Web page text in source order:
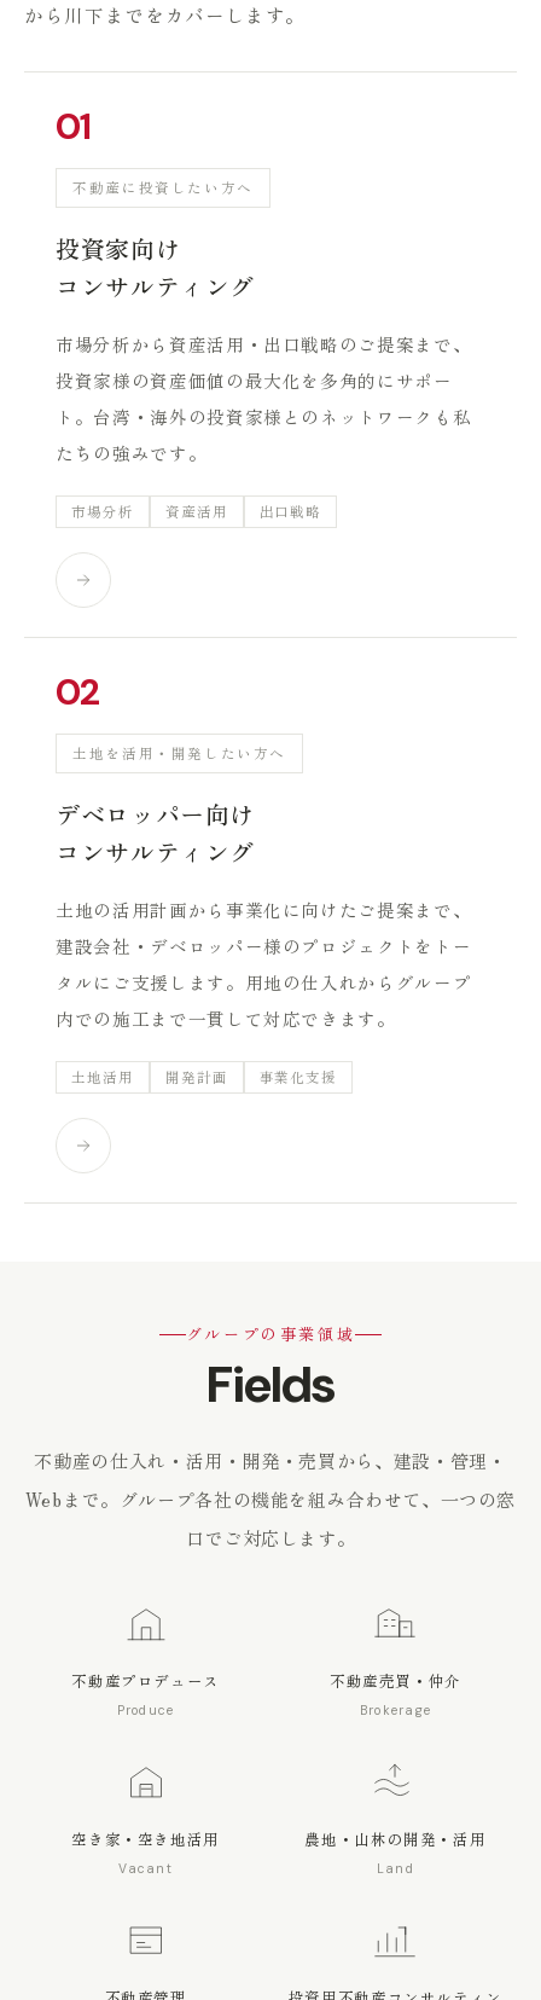
から川下までをカバーします。
01
不動産に投資したい方へ
投資家向け
コンサルティング
市場分析から資産活用・出口戦略のご提案まで、
投資家様の資産価値の最大化を多角的にサポー
ト。台湾・海外の投資家様とのネットワークも私
たちの強みです。
市場分析 資産活用 出口戦略
02
土地を活用・開発したい方へ
デベロッパー向け
コンサルティング
土地の活用計画から事業化に向けたご提案まで、
建設会社・デベロッパー様のプロジェクトをトー
タルにご支援します。用地の仕入れからグループ
内での施工まで一貫して対応できます。
土地活用 開発計画 事業化支援
グループの事業領域
Fields
不動産の仕入れ・活用・開発・売買から、建設・管理・
Webまで。
グループ各社の機能を組み合わせて、一つの窓
口でご対応します。
不動産プロデュース
Produce
不動産売買・仲介
Brokerage
空き家・空き地活用
Vacant
農地・山林の開発・活用
Land